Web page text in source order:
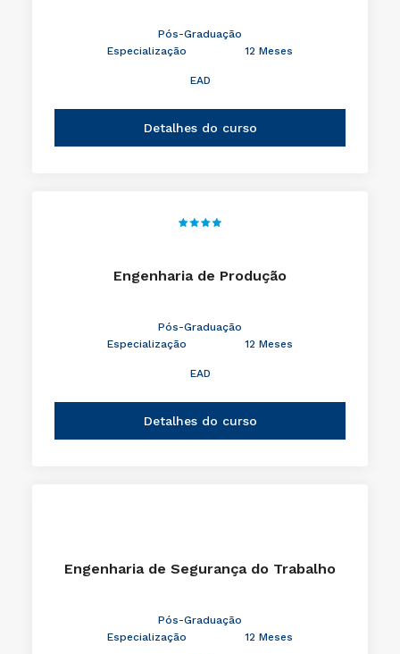
Pós-Graduação
Especialização
12 Meses
EAD
Detalhes do curso
Engenharia de Produção
Pós-Graduação
Especialização
12 Meses
EAD
Detalhes do curso
Engenharia de Segurança do Trabalho
Pós-Graduação
Especialização
12 Meses